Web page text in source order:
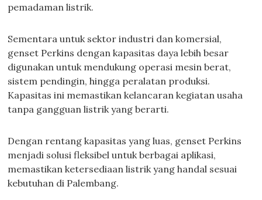
pemadaman listrik.
Sementara untuk sektor industri dan komersial,
genset Perkins dengan kapasitas daya lebih besar
digunakan untuk mendukung operasi mesin berat,
sistem pendingin, hingga peralatan produksi.
Kapasitas ini memastikan kelancaran kegiatan usaha
tanpa gangguan listrik yang berarti.
Dengan rentang kapasitas yang luas, genset Perkins
menjadi solusi fleksibel untuk berbagai aplikasi,
memastikan ketersediaan listrik yang handal sesuai
kebutuhan di Palembang.